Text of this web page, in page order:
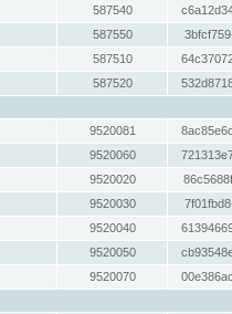
587540
587550
587510
587520
9520081
9520060
9520020
9520030
9520040
9520050
9520070